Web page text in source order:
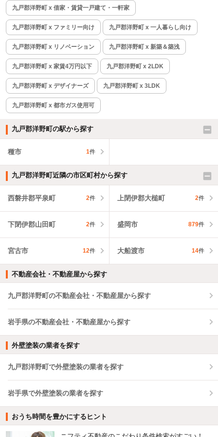
九戸郡洋野町 x 借家・賃貸一戸建て・一軒家
九戸郡洋野町 x ファミリー向け 九戸郡洋野町 x 一人暮らし向け
九戸郡洋野町 x リノベーション 九戸郡洋野町 x 新築＆築浅
九戸郡洋野町 x 家賃4万円以下 九戸郡洋野町 x 2LDK
九戸郡洋野町 x デザイナーズ 九戸郡洋野町 x 3LDK
九戸郡洋野町 x 都市ガス使用可
九戸郡洋野町の駅から探す
種市 1件
九戸郡洋野町近隣の市区町村から探す
西磐井郡平泉町 2件 上閉伊郡大槌町 2件
下閉伊郡山田町 2件 盛岡市 879件
宮古市 12件 大船渡市 14件
不動産会社・不動産屋から探す
九戸郡洋野町の不動産会社・不動産屋から探す
岩手県の不動産会社・不動産屋から探す
外壁塗装の業者を探す
九戸郡洋野町で外壁塗装の業者を探す
岩手県で外壁塗装の業者を探す
おうち時間を豊かにするヒント